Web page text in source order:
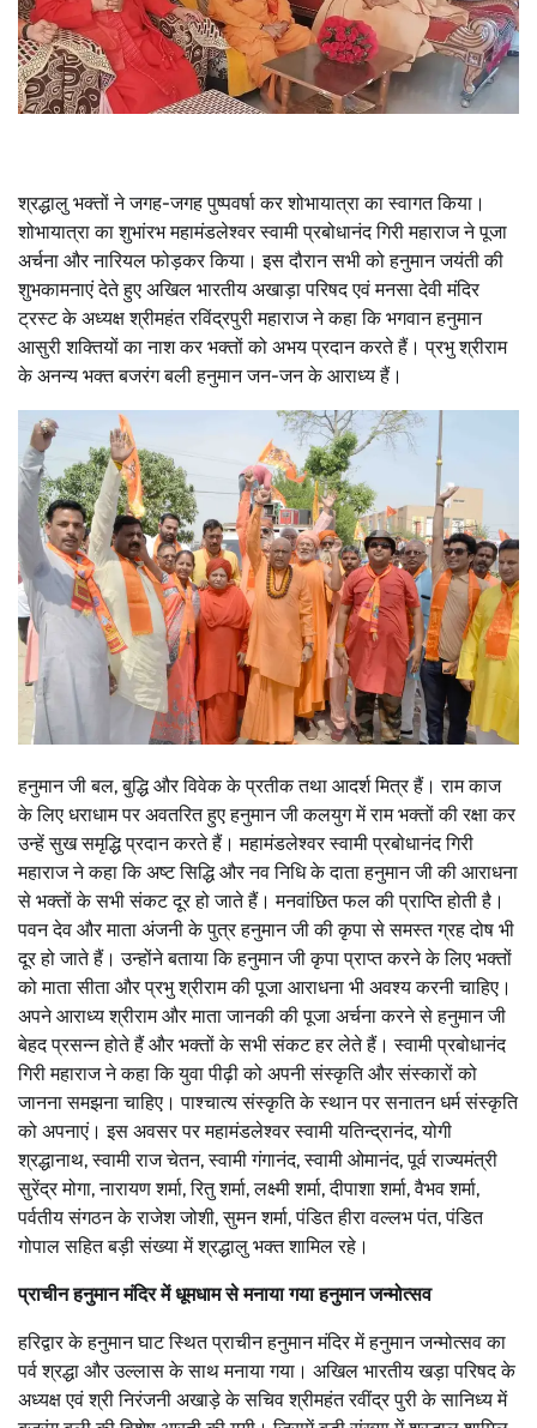
श्रद्धालु भक्तों ने जगह-जगह पुष्पवर्षा कर शोभायात्रा का स्वागत किया।
शोभायात्रा का शुभांरभ महामंडलेश्वर स्वामी प्रबोधानंद गिरी महाराज ने पूजा
अर्चना और नारियल फोड़कर किया। इस दौरान सभी को हनुमान जयंती की
शुभकामनाएं देते हुए अखिल भारतीय अखाड़ा परिषद एवं मनसा देवी मंदिर
ट्रस्ट के अध्यक्ष श्रीमहंत रविंद्रपुरी महाराज ने कहा कि भगवान हनुमान
आसुरी शक्तियों का नाश कर भक्तों को अभय प्रदान करते हैं। प्रभु श्रीराम
के अनन्य भक्त बजरंग बली हनुमान जन-जन के आराध्य हैं।
हनुमान जी बल, बुद्धि और विवेक के प्रतीक तथा आदर्श मित्र हैं। राम काज
के लिए धराधाम पर अवतरित हुए हनुमान जी कलयुग में राम भक्तों की रक्षा कर
उन्हें सुख समृद्धि प्रदान करते हैं। महामंडलेश्वर स्वामी प्रबोधानंद गिरी
महाराज ने कहा कि अष्ट सिद्धि और नव निधि के दाता हनुमान जी की आराधना
से भक्तों के सभी संकट दूर हो जाते हैं। मनवांछित फल की प्राप्ति होती है।
पवन देव और माता अंजनी के पुत्र हनुमान जी की कृपा से समस्त ग्रह दोष भी
दूर हो जाते हैं। उन्होंने बताया कि हनुमान जी कृपा प्राप्त करने के लिए भक्तों
को माता सीता और प्रभु श्रीराम की पूजा आराधना भी अवश्य करनी चाहिए।
अपने आराध्य श्रीराम और माता जानकी की पूजा अर्चना करने से हनुमान जी
बेहद प्रसन्न होते हैं और भक्तों के सभी संकट हर लेते हैं। स्वामी प्रबोधानंद
गिरी महाराज ने कहा कि युवा पीढ़ी को अपनी संस्कृति और संस्कारों को
जानना समझना चाहिए। पाश्चात्य संस्कृति के स्थान पर सनातन धर्म संस्कृति
को अपनाएं। इस अवसर पर महामंडलेश्वर स्वामी यतिन्द्रानंद, योगी
श्रद्धानाथ, स्वामी राज चेतन, स्वामी गंगानंद, स्वामी ओमानंद, पूर्व राज्यमंत्री
सुरेंद्र मोगा, नारायण शर्मा, रितु शर्मा, लक्ष्मी शर्मा, दीपाशा शर्मा, वैभव शर्मा,
पर्वतीय संगठन के राजेश जोशी, सुमन शर्मा, पंडित हीरा वल्लभ पंत, पंडित
गोपाल सहित बड़ी संख्या में श्रद्धालु भक्त शामिल रहे।
प्राचीन हनुमान मंदिर में धूमधाम से मनाया गया हनुमान जन्मोत्सव
हरिद्वार के हनुमान घाट स्थित प्राचीन हनुमान मंदिर में हनुमान जन्मोत्सव का
पर्व श्रद्धा और उल्लास के साथ मनाया गया। अखिल भारतीय खड़ा परिषद के
अध्यक्ष एवं श्री निरंजनी अखाड़े के सचिव श्रीमहंत रवींद्र पुरी के सानिध्य में